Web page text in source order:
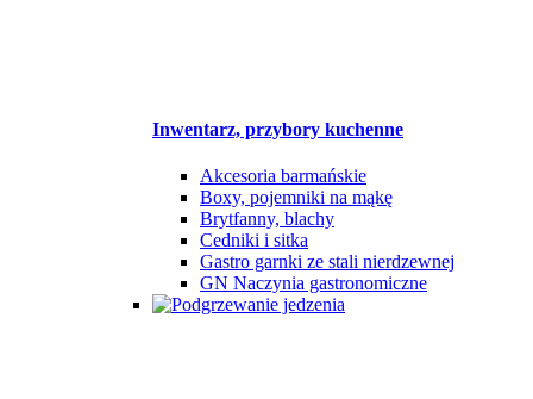
Inwentarz, przybory kuchenne
Akcesoria barmańskie
Boxy, pojemniki na mąkę
Brytfanny, blachy
Cedniki i sitka
Gastro garnki ze stali nierdzewnej
GN Naczynia gastronomiczne